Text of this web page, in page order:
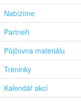
Nabízíme
Partneři
Půjčovna materiálu
Tréninky
Kalendář akcí